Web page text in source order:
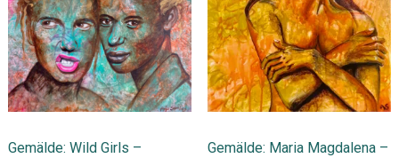
Gemälde: Wild Girls –
Gemälde: Maria Magdalena –